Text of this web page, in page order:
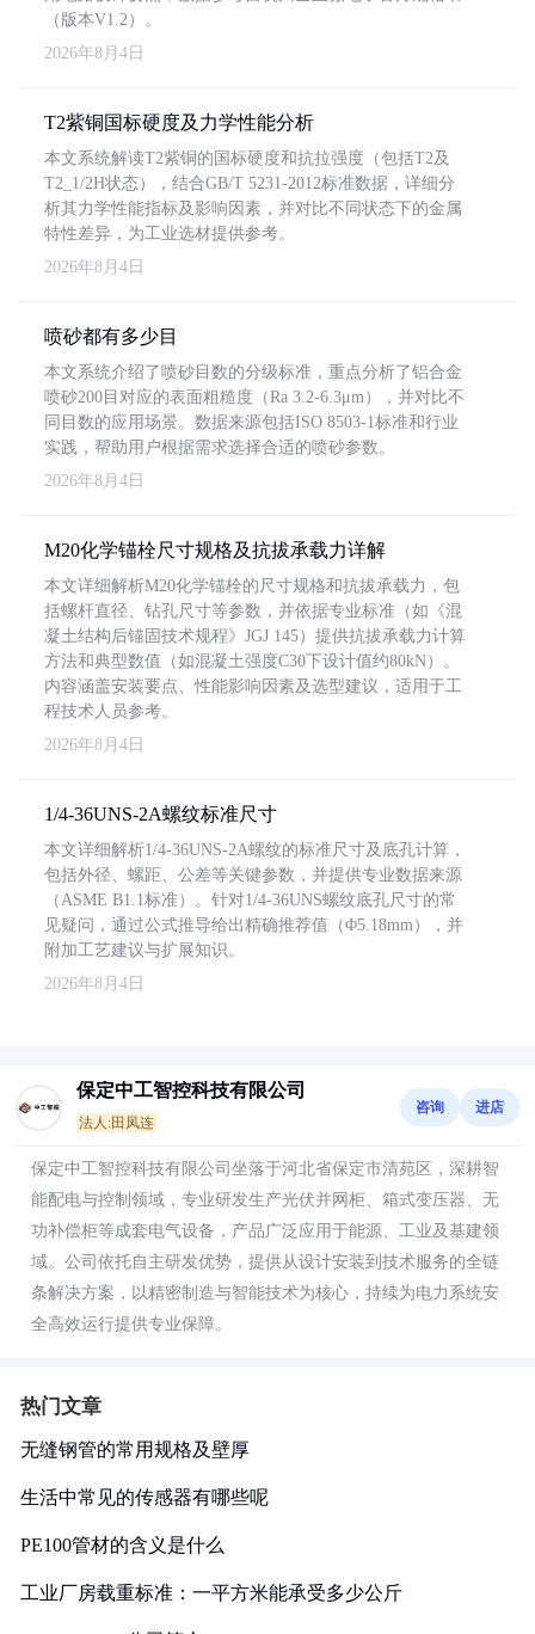
（版本V1.2）。
2026年8月4日
T2紫铜国标硬度及力学性能分析
本文系统解读T2紫铜的国标硬度和抗拉强度（包括T2及
T2_1/2H状态），结合GB/T 5231-2012标准数据，详细分
析其力学性能指标及影响因素，并对比不同状态下的金属
特性差异，为工业选材提供参考。
2026年8月4日
喷砂都有多少目
本文系统介绍了喷砂目数的分级标准，重点分析了铝合金
喷砂200目对应的表面粗糙度（Ra 3.2-6.3μm），并对比不
同目数的应用场景。数据来源包括ISO 8503-1标准和行业
实践，帮助用户根据需求选择合适的喷砂参数。
2026年8月4日
M20化学锚栓尺寸规格及抗拔承载力详解
本文详细解析M20化学锚栓的尺寸规格和抗拔承载力，包
括螺杆直径、钻孔尺寸等参数，并依据专业标准（如《混
凝土结构后锚固技术规程》JGJ 145）提供抗拔承载力计算
方法和典型数值（如混凝土强度C30下设计值约80kN）。
内容涵盖安装要点、性能影响因素及选型建议，适用于工
程技术人员参考。
2026年8月4日
1/4-36UNS-2A螺纹标准尺寸
本文详细解析1/4-36UNS-2A螺纹的标准尺寸及底孔计算，
包括外径、螺距、公差等关键参数，并提供专业数据来源
（ASME B1.1标准）。针对1/4-36UNS螺纹底孔尺寸的常
见疑问，通过公式推导给出精确推荐值（Φ5.18mm），并
附加工艺建议与扩展知识。
2026年8月4日
保定中工智控科技有限公司
法人:田凤连
咨询 进店
保定中工智控科技有限公司坐落于河北省保定市清苑区，深耕智
能配电与控制领域，专业研发生产光伏并网柜、箱式变压器、无
功补偿柜等成套电气设备，产品广泛应用于能源、工业及基建领
域。公司依托自主研发优势，提供从设计安装到技术服务的全链
条解决方案，以精密制造与智能技术为核心，持续为电力系统安
全高效运行提供专业保障。
热门文章
无缝钢管的常用规格及壁厚
生活中常见的传感器有哪些呢
PE100管材的含义是什么
工业厂房载重标准：一平方米能承受多少公斤